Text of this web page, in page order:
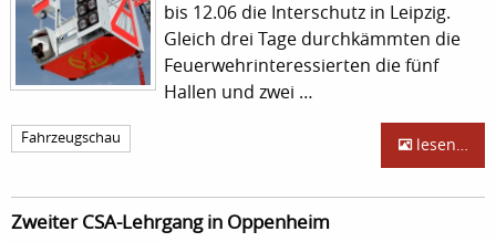
bis 12.06 die Interschutz in Leipzig.
Gleich drei Tage durchkämmten die
Feuerwehrinteressierten die fünf
Hallen und zwei …
Fahrzeugschau lesen…
Zweiter CSA-Lehrgang in Oppenheim